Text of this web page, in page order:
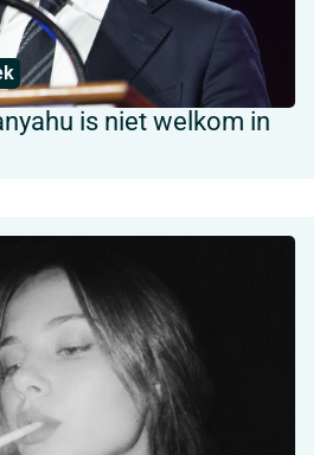
is niet welkom in